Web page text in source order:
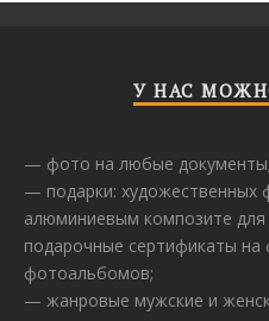
У НАС
— фото на любые документы;
— подарки: художественных
алюминиевым композите
подарочные сертификаты на
фотоальбомов;
— жанровые мужские и